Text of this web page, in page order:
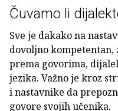
Čuvamo li
Sve je dakako na
dovoljno
prema govorima,
jezika. Važno je kroz
i nastavnike da
govore svojih učenika.